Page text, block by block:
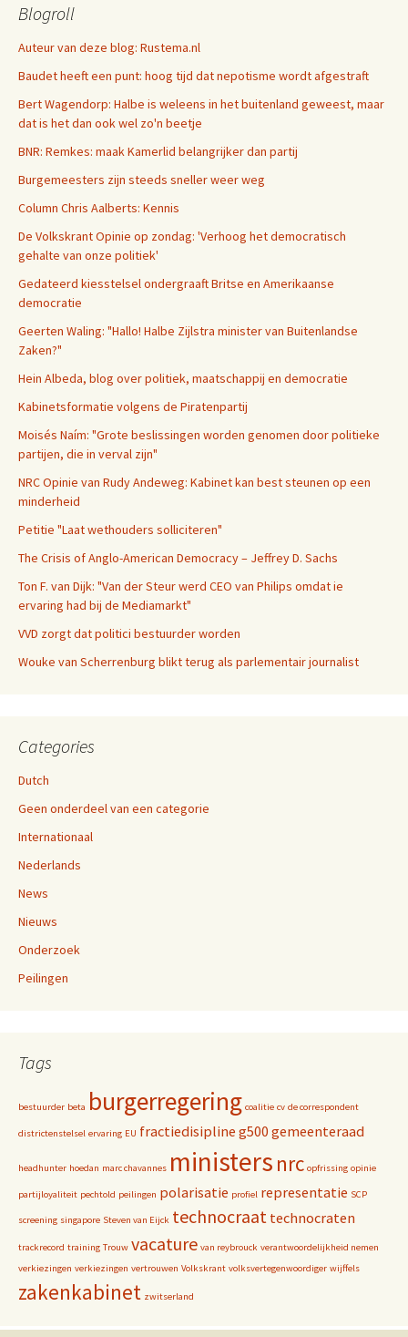
Blogroll
Auteur van deze blog: Rustema.nl
Baudet heeft een punt: hoog tijd dat nepotisme wordt afgestraft
Bert Wagendorp: Halbe is weleens in het buitenland geweest, maar
dat is het dan ook wel zo'n beetje
BNR: Remkes: maak Kamerlid belangrijker dan partij
Burgemeesters zijn steeds sneller weer weg
Column Chris Aalberts: Kennis
De Volkskrant Opinie op zondag: 'Verhoog het democratisch
gehalte van onze politiek'
Gedateerd kiesstelsel ondergraaft Britse en Amerikaanse
democratie
Geerten Waling: "Hallo! Halbe Zijlstra minister van Buitenlandse
Zaken?"
Hein Albeda, blog over politiek, maatschappij en democratie
Kabinetsformatie volgens de Piratenpartij
Moisés Naím: "Grote beslissingen worden genomen door politieke
partijen, die in verval zijn"
NRC Opinie van Rudy Andeweg: Kabinet kan best steunen op een
minderheid
Petitie "Laat wethouders solliciteren"
The Crisis of Anglo-American Democracy – Jeffrey D. Sachs
Ton F. van Dijk: "Van der Steur werd CEO van Philips omdat ie
ervaring had bij de Mediamarkt"
VVD zorgt dat politici bestuurder worden
Wouke van Scherrenburg blikt terug als parlementair journalist
Categories
Dutch
Geen onderdeel van een categorie
Internationaal
Nederlands
News
Nieuws
Onderzoek
Peilingen
Tags
bestuurder beta burgerregering coalitie cv de correspondent
districtenstelsel ervaring EU fractiedisipline g500 gemeenteraad
headhunter hoedan marc chavannes ministers nrc opfrissing opinie
partijloyaliteit pechtold peilingen polarisatie profiel representatie SCP
screening singapore Steven van Eijck technocraat technocraten
trackrecord training Trouw vacature van reybrouck verantwoordelijkheid nemen
verkiezingen verkiezingen vertrouwen Volkskrant volksvertegenwoordiger wijffels
zakenkabinet zwitserland